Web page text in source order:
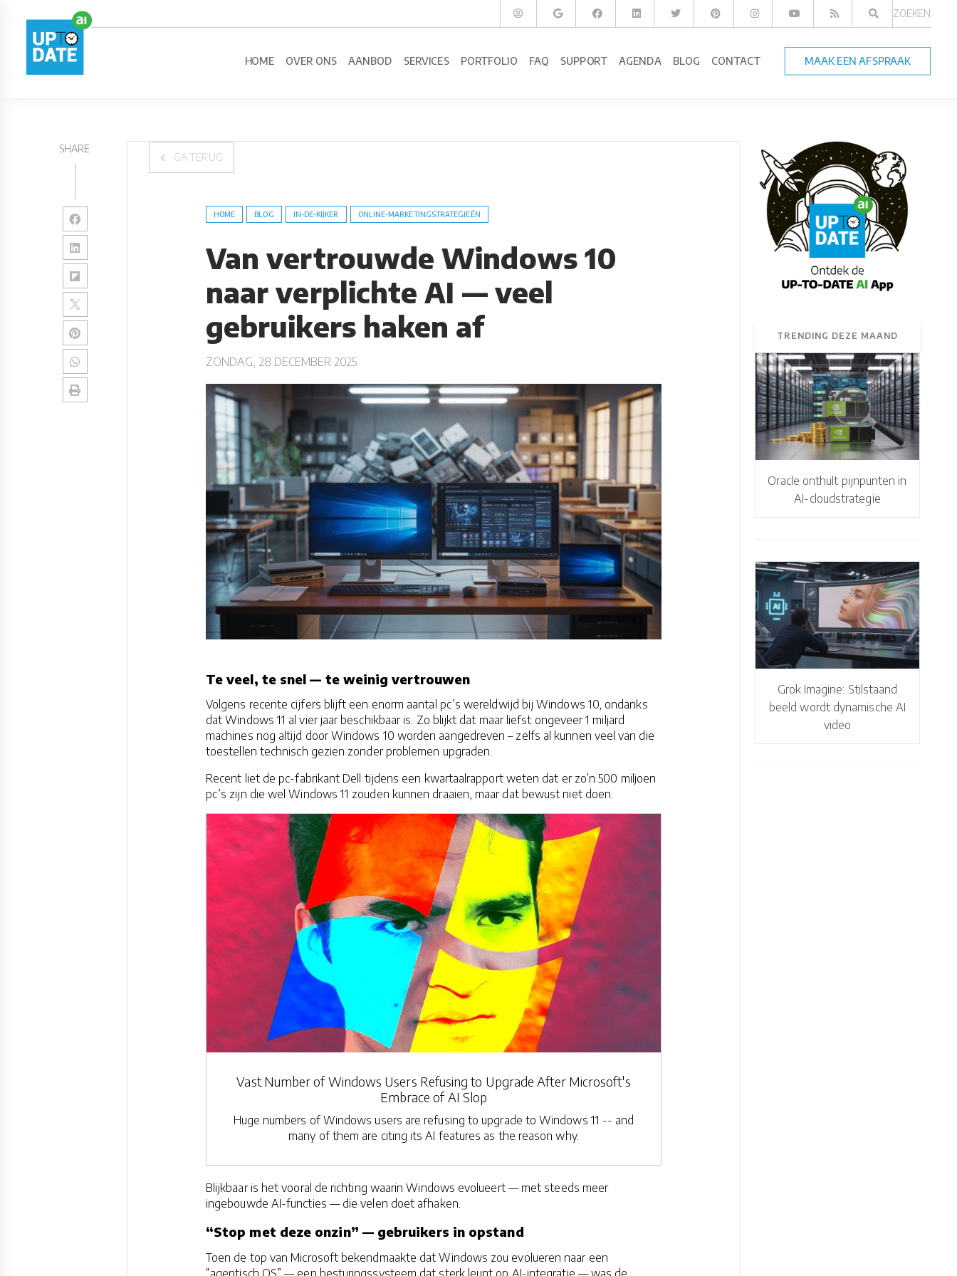
ZOEKEN
HOME OVER ONS AANBOD SERVICES PORTFOLIO FAQ SUPPORT AGENDA BLOG CONTACT MAAK EEN AFSPRAAK
SHARE
GA TERUG
HOME BLOG IN-DE-KIJKER ONLINE-MARKETINGSTRATEGIEËN
Van vertrouwde Windows 10
naar verplichte AI — veel
gebruikers haken af
ZONDAG, 28 DECEMBER 2025
Te veel, te snel — te weinig vertrouwen
Volgens recente cijfers blijft een enorm aantal pc’s wereldwijd bij Windows 10, ondanks
dat Windows 11 al vier jaar beschikbaar is. Zo blijkt dat maar liefst ongeveer 1 miljard
machines nog altijd door Windows 10 worden aangedreven – zelfs al kunnen veel van die
toestellen technisch gezien zonder problemen upgraden.
Recent liet de pc-fabrikant Dell tijdens een kwartaalrapport weten dat er zo’n 500 miljoen
pc’s zijn die wel Windows 11 zouden kunnen draaien, maar dat bewust niet doen.
Vast Number of Windows Users Refusing to Upgrade After Microsoft's
Embrace of AI Slop
Huge numbers of Windows users are refusing to upgrade to Windows 11 -- and
many of them are citing its AI features as the reason why.
Blijkbaar is het vooral de richting waarin Windows evolueert — met steeds meer
ingebouwde AI-functies — die velen doet afhaken.
“Stop met deze onzin” — gebruikers in opstand
Toen de top van Microsoft bekendmaakte dat Windows zou evolueren naar een
“agentisch OS” — een besturingssysteem dat sterk leunt op AI-integratie — was de
TRENDING DEZE MAAND
Oracle onthult pijnpunten in
AI-cloudstrategie
Grok Imagine: Stilstaand
beeld wordt dynamische AI
video